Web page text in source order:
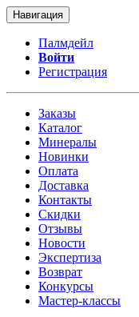
Навигация
Палмдейл
Войти
Регистрация
Заказы
Каталог
Минералы
Новинки
Оплата
Доставка
Контакты
Скидки
Отзывы
Новости
Экспертиза
Возврат
Конкурсы
Мастер-классы